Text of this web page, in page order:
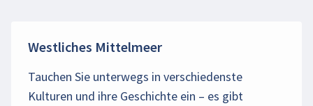
Westliches Mittelmeer
Tauchen Sie unterwegs in verschiedenste
Kulturen und ihre Geschichte ein – es gibt